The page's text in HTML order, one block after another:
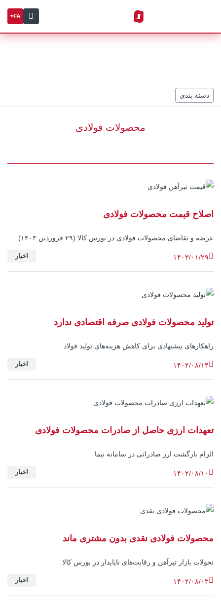
FA
دسته بندی
محصولات فولادی
اصلاح قیمت محصولات فولادی
عرضه و تقاضای محصولات فولادی در بورس کالا (۲۹ فروردین ۱۴۰۳)
۱۴۰۳/۰۱/۲۹ اخبار
تولید محصولات فولادی صرفه اقتصادی ندارد
راهکارهای پیشنهادی برای کاهش هزینه‌های تولید فولاد
۱۴۰۲/۰۸/۱۴ اخبار
تعهدات ارزی حاصل از صادرات محصولات فولادی
الزام بازگشت ارز صادراتی در سامانه نیما
۱۴۰۲/۰۸/۱۰ اخبار
محصولات فولادی نقدی بدون مشتری ماند
تحولات بازار تیرآهن و رقابت‌های ناپایدار در بورس کالا
۱۴۰۲/۰۸/۰۳ اخبار